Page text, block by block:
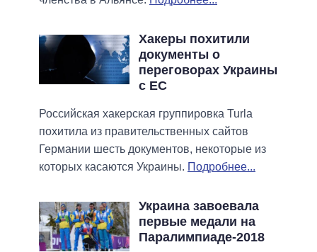
Хакеры похитили
документы о
переговорах Украины
с ЕС
Российская хакерская группировка Turla
похитила из правительственных сайтов
Германии шесть документов, некоторые из
которых касаются Украины. Подробнее...
Украина завоевала
первые медали на
Паралимпиаде-2018